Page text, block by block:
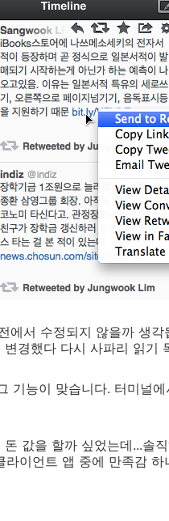
에서 수정되지 않을까 생
경했다 다시 사파리 읽기
기능이 맞습니다. 터미널
값을 할까 싶었는데...솔
라이언트 앱 중에 만족감